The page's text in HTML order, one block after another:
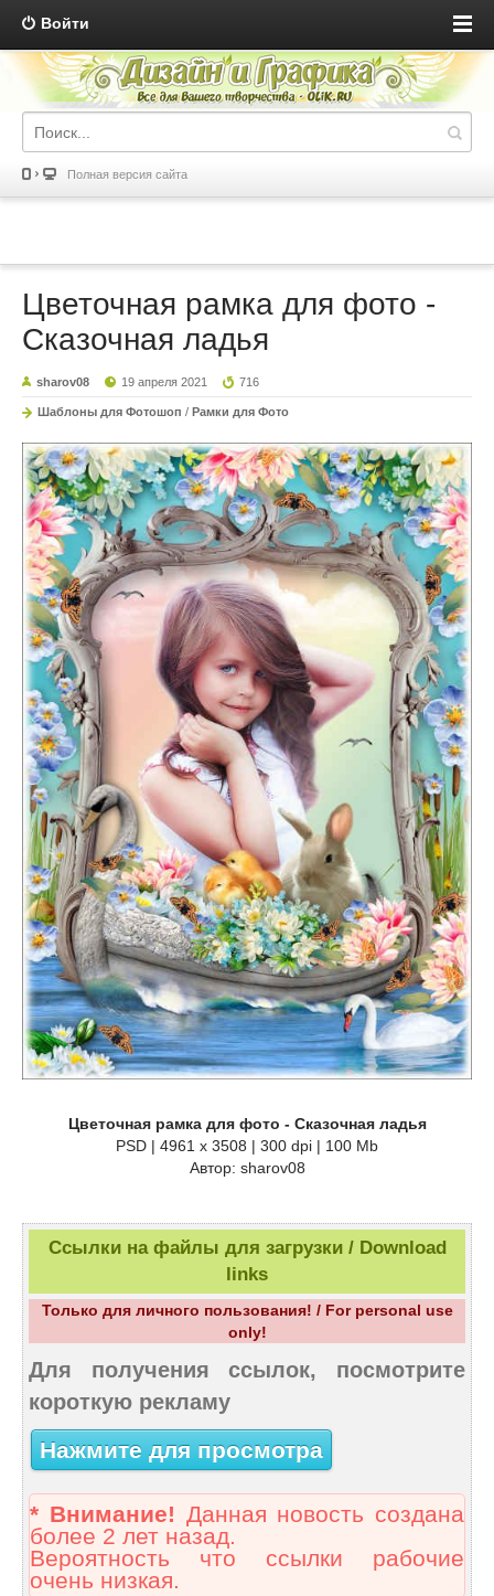
Войти
Полная версия сайта
Цветочная рамка для фото -
Сказочная ладья
sharov08 19 апреля 2021 716
Шаблоны для Фотошоп / Рамки для Фото
Цветочная рамка для фото - Сказочная ладья
PSD | 4961 х 3508 | 300 dpi | 100 Mb
Автор: sharov08
Ссылки на файлы для загрузки / Download
links
Только для личного пользования! / For personal use
only!
Для получения ссылок, посмотрите
короткую рекламу
Нажмите для просмотра
* Внимание! Данная новость создана
более 2 лет назад.
Вероятность что ссылки рабочие
очень низкая.